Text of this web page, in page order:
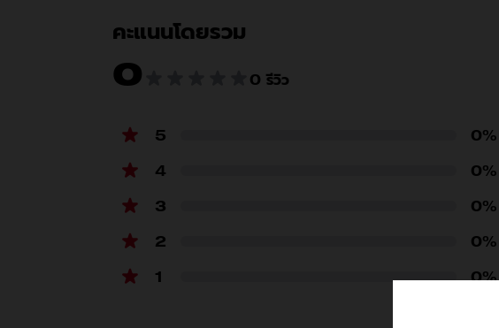
รวมอะไรบ้าง
คะแนนโดยรวม
0 0 รีวิว
5 0%
4 0%
3 0%
2 0%
1 0%